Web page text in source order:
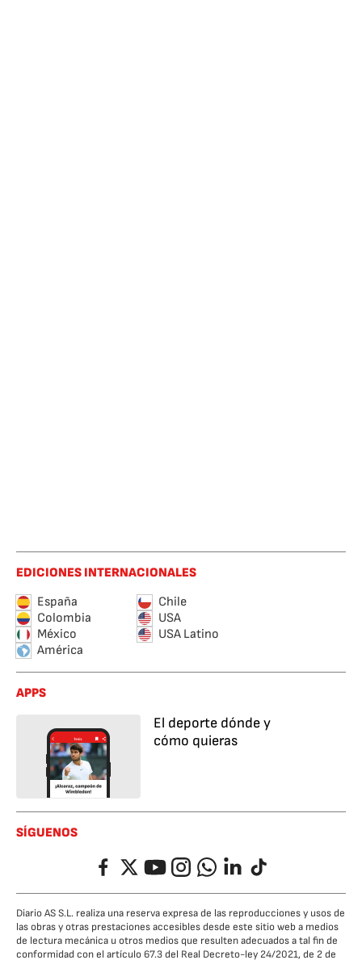
EDICIONES INTERNACIONALES
España
Chile
Colombia
USA
México
USA Latino
América
APPS
El deporte dónde y
cómo quieras
SÍGUENOS
FacebookTwitterYouTubeInstagramWhatsappLinkedIn
TikTok
Diario AS S.L. realiza una reserva expresa de las reproducciones y usos de
las obras y otras prestaciones accesibles desde este sitio web a medios
de lectura mecánica u otros medios que resulten adecuados a tal fin de
conformidad con el artículo 67.3 del Real Decreto-ley 24/2021, de 2 de